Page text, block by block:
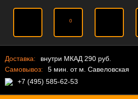
0
Доставка:
внутри МКАД 290 руб.
Самовывоз:
5 мин. от м. Савеловская
+7 (495) 585-62-53